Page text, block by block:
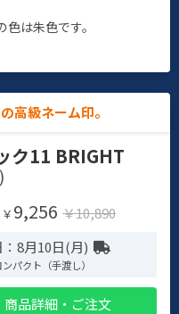
色は朱色です。
高級ネーム印。
ク11 BRIGHT
)
￥ 9,256 ￥10,890
8月10日(月)
パクト（手渡し）
商品詳細・ご注文